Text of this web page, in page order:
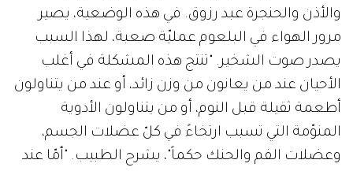
والأذن والحنجرة عبد رزوق. في هذه الوضعية، يصير
مرور الهواء في البلعوم عمليّة صعبة، لهذا السبب
يصدر صوت الشخير. "تنتج هذه المشكلة في أغلب
الأحيان عند من يعانون من وزن زائد، أو عند من يتناولون
أطعمة ثقيلة قبل النوم، أو من يتناولون الأدوية
المنوّمة التي تسبب ارتخاءً في كلّ عضلات الجسم،
وعضلات الفم والحنك حكماً"، يشرح الطبيب. "أمّا عند